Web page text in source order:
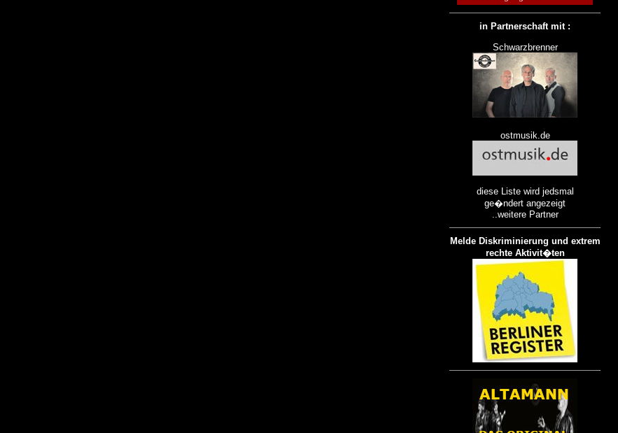
in Partnerschaft mit :
Schwarzbrenner
ostmusik.de
diese Liste wird jedsmal
ge�ndert angezeigt
..weitere Partner
Melde Diskriminierung und extrem
rechte Aktivit�ten